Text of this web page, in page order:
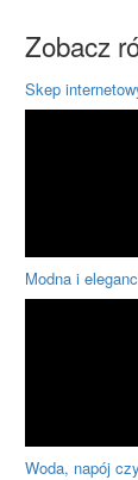
Zobacz
Skep
Modna i
Woda, napój